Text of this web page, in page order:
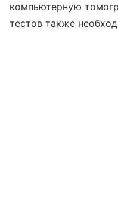
компьютерную
тестов также